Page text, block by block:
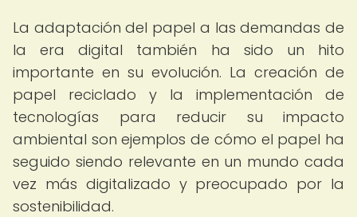
La adaptación del papel a las demandas de
la era digital también ha sido un hito
importante en su evolución. La creación de
papel reciclado y la implementación de
tecnologías para reducir su impacto
ambiental son ejemplos de cómo el papel ha
seguido siendo relevante en un mundo cada
vez más digitalizado y preocupado por la
sostenibilidad.